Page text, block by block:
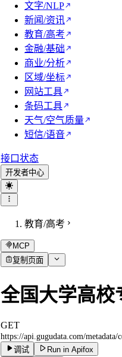
文字/NLP
新闻/资讯
教育/高考
金融/基础
商业/分析
区域/坐标
网站工具
条码工具
天气/空气质量
短信/语音
接口状态
开发者中心
教育/高考
MCP
复制页面
全国大学高校
GET
https://api.gugudata.com/metadata/
调试
Run in Apifox